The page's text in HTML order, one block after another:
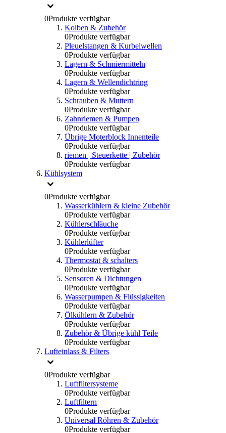
0Produkte verfügbar
Kolben & Zubehör
0Produkte verfügbar
Pleuelstangen & Kurbelwellen
0Produkte verfügbar
Lagern & Schmiermitteln
0Produkte verfügbar
Lagern & Wellendichtring
0Produkte verfügbar
Schrauben & Muttern
0Produkte verfügbar
Zahnriemen & Pumpen
0Produkte verfügbar
Übrige Moterblock Innenteile
0Produkte verfügbar
riemen | Steuerkette | Zubehör
0Produkte verfügbar
Kühlsystem
0Produkte verfügbar
Wasserkühlern & kleine Zubehör
0Produkte verfügbar
Kühlerschläuche
0Produkte verfügbar
Kühlerlüfter
0Produkte verfügbar
Thermostat & schalters
0Produkte verfügbar
Sensoren & Dichtungen
0Produkte verfügbar
Wasserpumpen & Flüssigkeiten
0Produkte verfügbar
Ölkühlern & Zubehör
0Produkte verfügbar
Zubehör & Übrige kühl Teile
0Produkte verfügbar
Lufteinlass & Filters
0Produkte verfügbar
Luftfiltersysteme
0Produkte verfügbar
Luftfiltern
0Produkte verfügbar
Universal Röhren & Zubehör
0Produkte verfügbar